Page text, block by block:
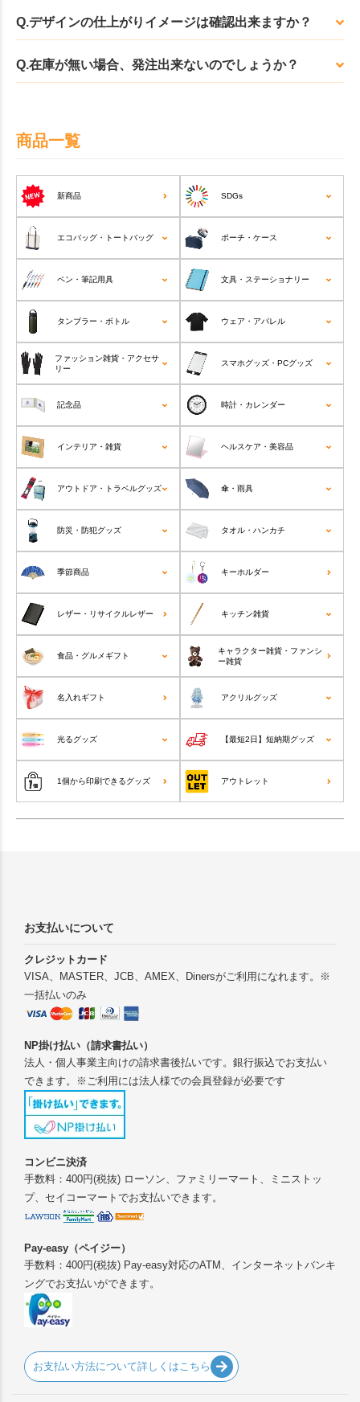
Q.デザインの仕上がりイメージは確認出来ますか？
Q.在庫が無い場合、発注出来ないのでしょうか？
商品一覧
新商品 SDGs
エコバッグ・トートバッグ ポーチ・ケース
ペン・筆記用具 文具・ステーショナリー
タンブラー・ボトル ウェア・アパレル
ファッション雑貨・アクセサ
リー
スマホグッズ・PCグッズ
記念品 時計・カレンダー
インテリア・雑貨 ヘルスケア・美容品
アウトドア・トラベルグッズ 傘・雨具
防災・防犯グッズ タオル・ハンカチ
季節商品 キーホルダー
レザー・リサイクルレザー キッチン雑貨
食品・グルメギフト
キャラクター雑貨・ファンシ
ー雑貨
名入れギフト アクリルグッズ
光るグッズ 【最短2日】短納期グッズ
1個から印刷できるグッズ アウトレット
お支払いについて
クレジットカード
VISA、MASTER、JCB、AMEX、Dinersがご利用になれます。※
一括払いのみ
NP掛け払い（請求書払い）
法人・個人事業主向けの請求書後払いです。銀行振込でお支払い
できます。※ご利用には法人様での会員登録が必要です
コンビニ決済
手数料：400円(税抜) ローソン、ファミリーマート、ミニストッ
プ、セイコーマートでお支払いできます。
Pay-easy（ペイジー）
手数料：400円(税抜) Pay-easy対応のATM、インターネットバンキ
ングでお支払いができます。
お支払い方法について詳しくはこちら